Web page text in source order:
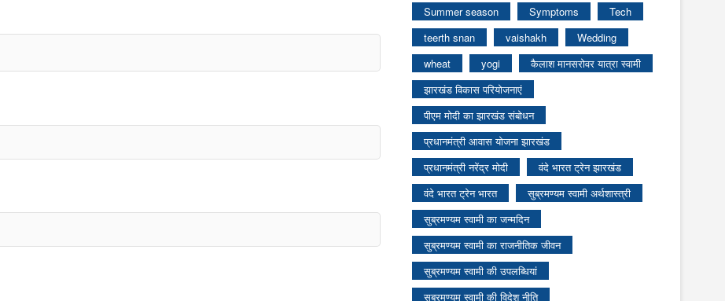
Summer season
Symptoms
Tech
teerth snan
vaishakh
Wedding
wheat
yogi
कैलाश मानसरोवर यात्रा स्वामी
झारखंड विकास परियोजनाएं
पीएम मोदी का झारखंड संबोधन
प्रधानमंत्री आवास योजना झारखंड
प्रधानमंत्री नरेंद्र मोदी
वंदे भारत ट्रेन झारखंड
वंदे भारत ट्रेन भारत
सुब्रमण्यम स्वामी अर्थशास्त्री
सुब्रमण्यम स्वामी का जन्मदिन
सुब्रमण्यम स्वामी का राजनीतिक जीवन
सुब्रमण्यम स्वामी की उपलब्धियां
सुब्रमण्यम स्वामी की विदेश नीति